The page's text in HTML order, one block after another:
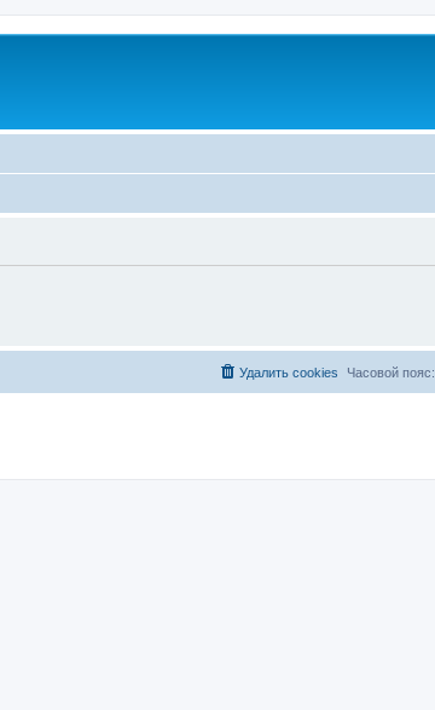
Часовой пояс:
Удалить cookies